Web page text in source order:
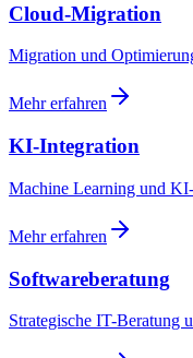
Cloud-Migration
Migration und
Mehr erfahren
KI-Integration
Machine Learning und
Mehr erfahren
Softwareberatung
Strategische IT-Beratung